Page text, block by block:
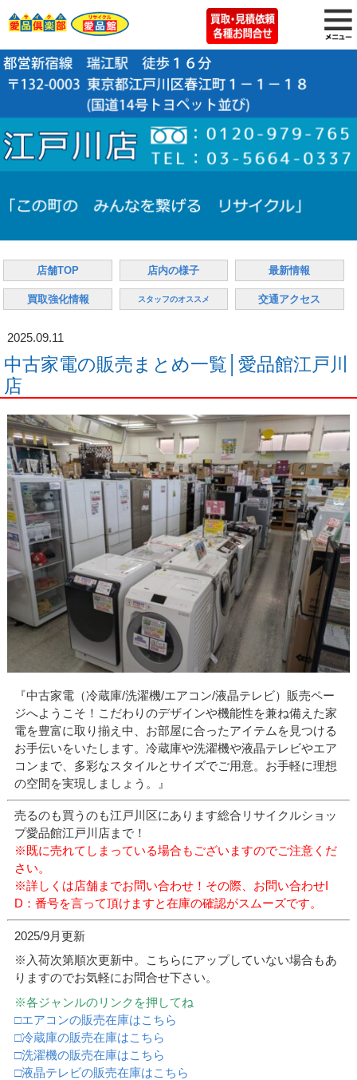
店舗TOP 店内の様子 最新情報
買取強化情報 スタッフのオススメ 交通アクセス
2025.09.11
中古家電の販売まとめ一覧│愛品館江戸川
店
『中古家電（冷蔵庫/洗濯機/エアコン/液晶テレビ）販売ペー
ジへようこそ！こだわりのデザインや機能性を兼ね備えた家
電を豊富に取り揃え中、お部屋に合ったアイテムを見つける
お手伝いをいたします。冷蔵庫や洗濯機や液晶テレビやエア
コンまで、多彩なスタイルとサイズでご用意。お手軽に理想
の空間を実現しましょう。』
売るのも買うのも江戸川区にあります総合リサイクルショッ
プ愛品館江戸川店まで！
※既に売れてしまっている場合もございますのでご注意くだ
さい。
※詳しくは店舗までお問い合わせ！ その際、お問い合わせI
D：番号を言って頂けますと在庫の確認がスムーズです。
2025/9月更新
※入荷次第順次更新中。こちらにアップしていない場合もあ
りますのでお気軽にお問合せ下さい。
※各ジャンルのリンクを押してね
□エアコンの販売在庫はこちら
□冷蔵庫の販売在庫はこちら
□洗濯機の販売在庫はこちら
□液晶テレビの販売在庫はこちら